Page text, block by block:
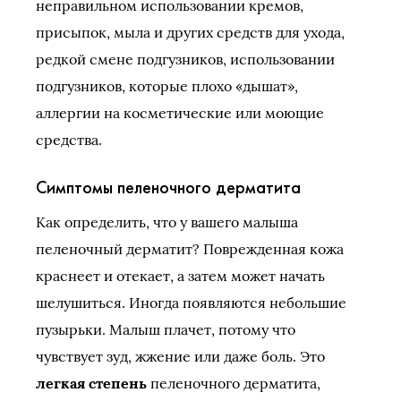
неправильном использовании кремов,
присыпок, мыла и других средств для ухода,
редкой смене подгузников, использовании
подгузников, которые плохо «дышат»,
аллергии на косметические или моющие
средства.
Симптомы пеленочного дерматита
Как определить, что у вашего малыша
пеленочный дерматит? Поврежденная кожа
краснеет и отекает, а затем может начать
шелушиться. Иногда появляются небольшие
пузырьки. Малыш плачет, потому что
чувствует зуд, жжение или даже боль. Это
легкая степень пеленочного дерматита,